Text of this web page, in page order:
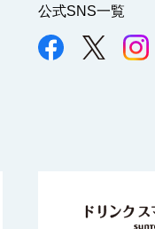
公式SNS一覧